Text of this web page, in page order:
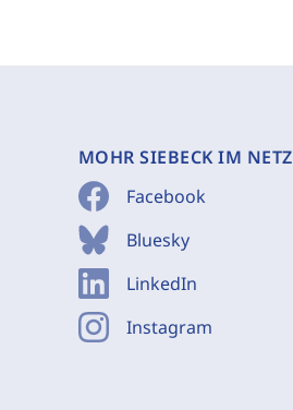
MOHR SIEBECK IM NETZ
Facebook
Bluesky
LinkedIn
Instagram